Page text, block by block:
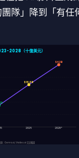
隊」降到「有任
2028（十億美元）
2026 2028*
$18.6B
$42B
：Genra.ai, Vivideo.ai 交叉驗證